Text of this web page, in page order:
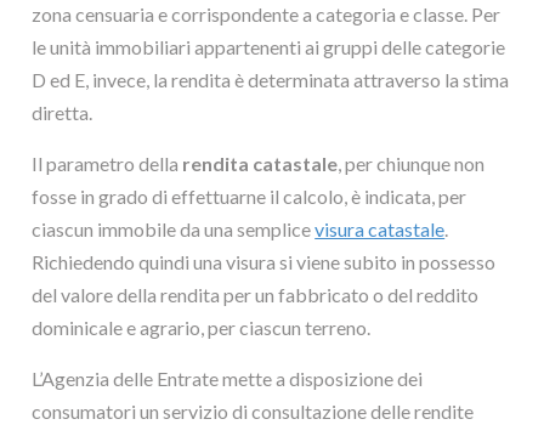
zona censuaria e corrispondente a categoria e classe. Per
le unità immobiliari appartenenti ai gruppi delle categorie
D ed E, invece, la rendita è determinata attraverso la stima
diretta.
Il parametro della rendita catastale, per chiunque non
fosse in grado di effettuarne il calcolo, è indicata, per
ciascun immobile da una semplicevisura catastale.
Richiedendo quindi una visura si viene subito in possesso
del valore della rendita per un fabbricato o del reddito
dominicale e agrario, per ciascun terreno.
L’Agenzia delle Entrate mette a disposizione dei
consumatori un servizio di consultazione delle rendite